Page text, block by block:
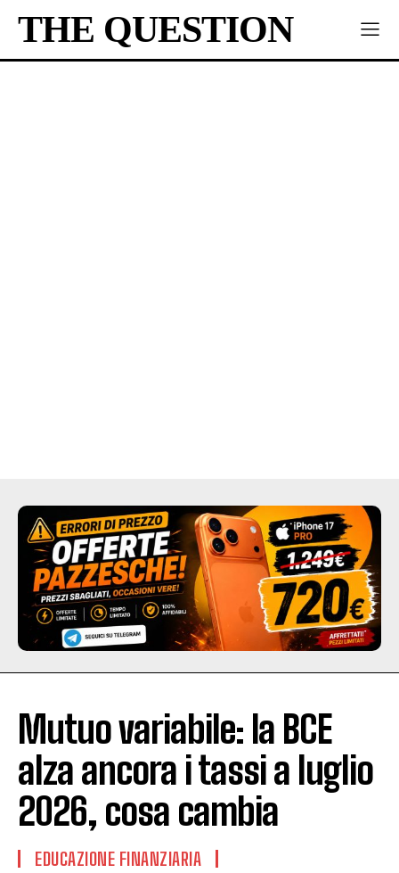
THE QUESTION
Mutuo variabile: la BCE
alza ancora i tassi a luglio
2026, cosa cambia
EDUCAZIONE FINANZIARIA